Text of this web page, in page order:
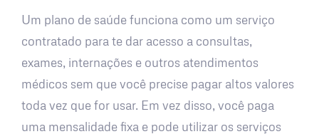
Um plano de saúde funciona como um serviço
contratado para te dar acesso a consultas,
exames, internações e outros atendimentos
médicos sem que você precise pagar altos valores
toda vez que for usar. Em vez disso, você paga
uma mensalidade fixa e pode utilizar os serviços